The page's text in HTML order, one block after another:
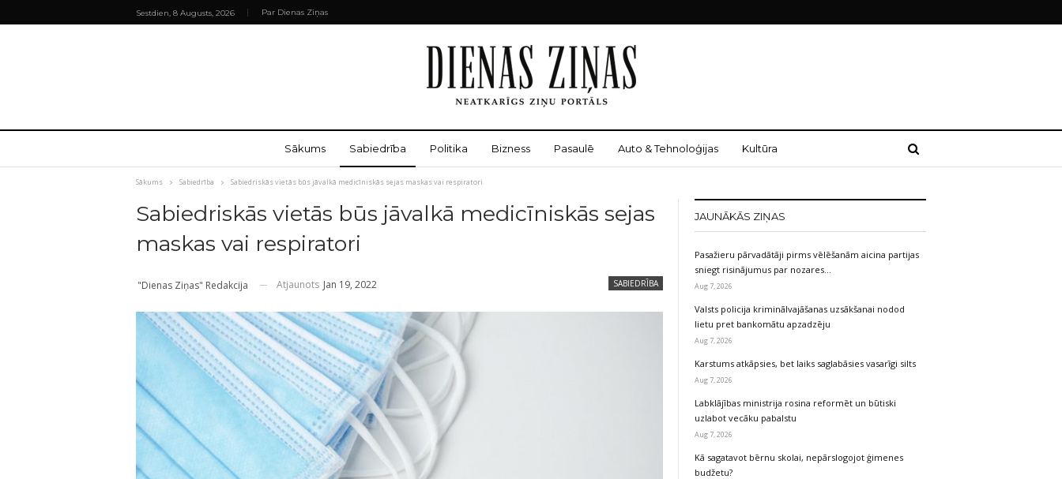
Sestdien, 8 Augusts, 2026 Par Dienas Ziņas
Sākums Sabiedrība Politika Bizness Pasaulē Auto & Tehnoloģijas Kultūra
Sākums Sabiedrība Sabiedriskās vietās būs jāvalkā medicīniskās sejas maskas vai respiratori
Sabiedriskās vietās būs jāvalkā medicīniskās sejas
maskas vai respiratori
SABIEDRĪBA
"Dienas Ziņas" Redakcija Atjaunots Jan 19, 2022
JAUNĀKĀS ZIŅAS
Pasažieru pārvadātāji pirms vēlēšanām aicina partijas
sniegt risinājumus par nozares…
Aug 7, 2026
Valsts policija kriminālvajāšanas uzsākšanai nodod
lietu pret bankomātu apzadzēju
Aug 7, 2026
Karstums atkāpsies, bet laiks saglabāsies vasarīgi silts
Aug 7, 2026
Labklājības ministrija rosina reformēt un būtiski
uzlabot vecāku pabalstu
Aug 7, 2026
Kā sagatavot bērnu skolai, nepārslogojot ģimenes
budžetu?